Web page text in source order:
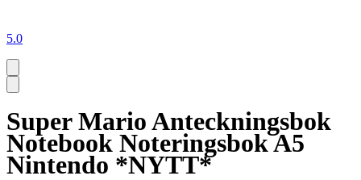
5.0
Super Mario Anteckningsbok
Notebook Noteringsbok A5
Nintendo *NYTT*